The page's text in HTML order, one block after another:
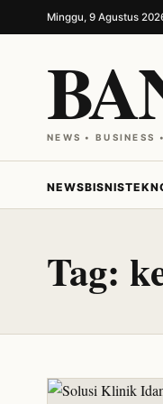
Minggu, 9 Agustus
NEWS • BUSINESS
NEWSBISNIS
Tag: